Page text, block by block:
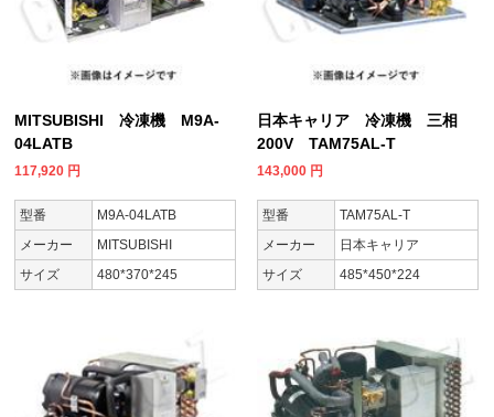
MITSUBISHI 冷凍機 M9A-
04LATB
117,920 円
型番
M9A-04LATB
メーカー
MITSUBISHI
サイズ
480*370*245
日本キャリア 冷凍機 三相
200V TAM75AL-T
143,000 円
型番
TAM75AL-T
メーカー
日本キャリア
サイズ
485*450*224